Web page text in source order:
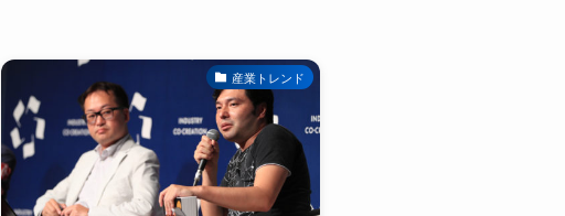
産業トレンド